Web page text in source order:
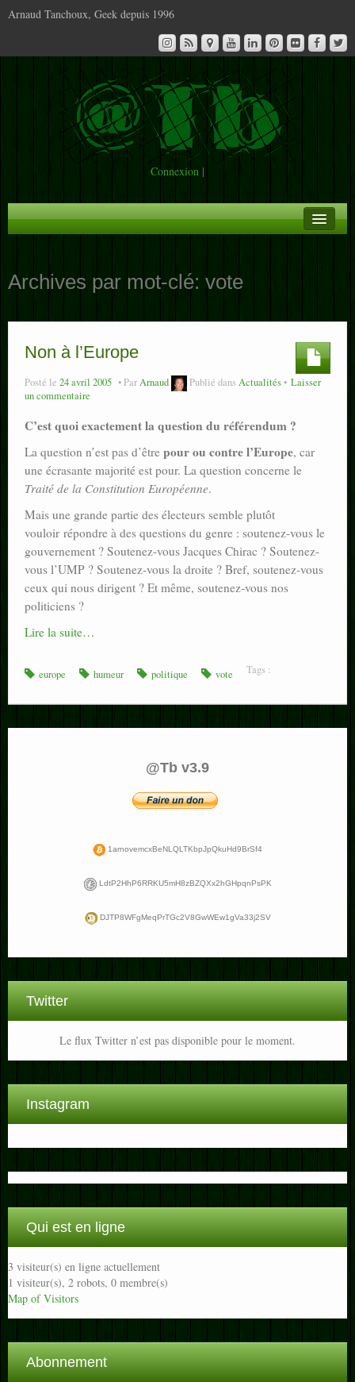
Arnaud Tanchoux, Geek depuis 1996
Connexion |
Infos
Contact
Archives par mot-clé: vote
Non à l’Europe
Posté le 24 avril 2005 ParArnaud Publié dansActualités
Laisser
un commentaire
C’est quoi exactement la question du référendum ?
La question n’est pas d’être pour ou contre l’Europe, car
une écrasante majorité est pour. La question concerne le
Traité de la Constitution Européenne.
Mais une grande partie des électeurs semble plutôt
vouloir répondre à des questions du genre : soutenez-vous le
gouvernement ? Soutenez-vous Jacques Chirac ? Soutenez-
vous l’UMP ? Soutenez-vous la droite ? Bref, soutenez-vous
ceux qui nous dirigent ? Et même, soutenez-vous nos
politiciens ?
Lire la suite…
Tags :
europe humeur politique vote
@Tb v3.9
1arnovemcxBeNLQLTKbpJpQkuHd9BrSf4
LdtP2HhP6RRKU5mH8zBZQXx2hGHpqnPsPK
DJTP8WFgMeqPrTGc2V8GwWEw1gVa33j2SV
Twitter
Le flux Twitter n’est pas disponible pour le moment.
Instagram
Qui est en ligne
3 visiteur(s) en ligne actuellement
1 visiteur(s), 2 robots, 0 membre(s)
Map of Visitors
Abonnement